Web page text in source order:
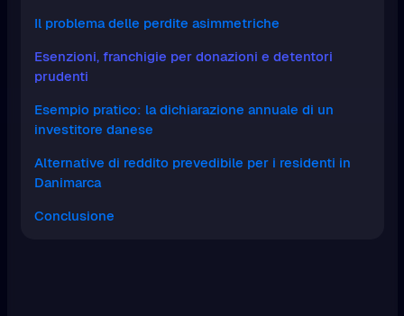
Il problema delle perdite asimmetriche
Esenzioni, franchigie per donazioni e detentori
prudenti
Esempio pratico: la dichiarazione annuale di un
investitore danese
Alternative di reddito prevedibile per i residenti in
Danimarca
Conclusione